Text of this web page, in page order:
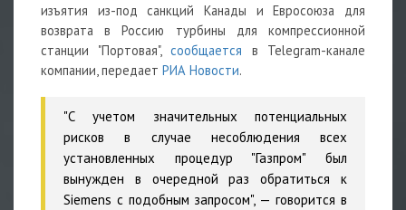
изъятия из-под санкций Канады и Евросоюза для
возврата в Россию турбины для компрессионной
станции "Портовая", сообщается в Telegram-канале
компании, передает РИА Новости.
"С учетом значительных потенциальных
рисков в случае несоблюдения всех
установленных процедур "Газпром" был
вынужден в очередной раз обратиться к
Siemens с подобным запросом", — говорится в